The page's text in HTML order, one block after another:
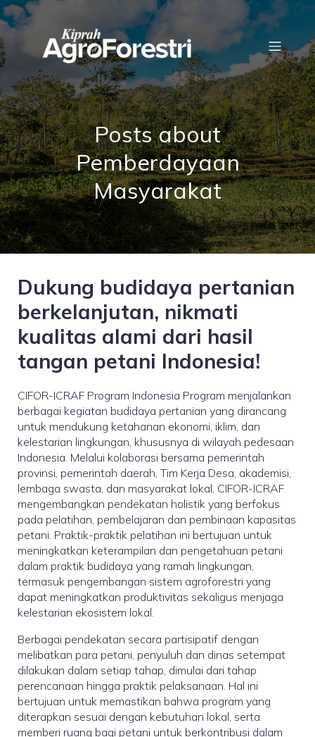
Posts about
Pemberdayaan
Masyarakat
Dukung budidaya pertanian
berkelanjutan, nikmati
kualitas alami dari hasil
tangan petani Indonesia!
CIFOR-ICRAF Program Indonesia Program menjalankan
berbagai kegiatan budidaya pertanian yang dirancang
untuk mendukung ketahanan ekonomi, iklim, dan
kelestarian lingkungan, khususnya di wilayah pedesaan
Indonesia. Melalui kolaborasi bersama pemerintah
provinsi, pemerintah daerah, Tim Kerja Desa, akademisi,
lembaga swasta, dan masyarakat lokal, CIFOR-ICRAF
mengembangkan pendekatan holistik yang berfokus
pada pelatihan, pembelajaran dan pembinaan kapasitas
petani. Praktik-praktik pelatihan ini bertujuan untuk
meningkatkan keterampilan dan pengetahuan petani
dalam praktik budidaya yang ramah lingkungan,
termasuk pengembangan sistem agroforestri yang
dapat meningkatkan produktivitas sekaligus menjaga
kelestarian ekosistem lokal.
Berbagai pendekatan secara partisipatif dengan
melibatkan para petani, penyuluh dan dinas setempat
dilakukan dalam setiap tahap, dimulai dari tahap
perencanaan hingga praktik pelaksanaan. Hal ini
bertujuan untuk memastikan bahwa program yang
diterapkan sesuai dengan kebutuhan lokal, serta
memberi ruang bagi petani untuk berkontribusi dalam